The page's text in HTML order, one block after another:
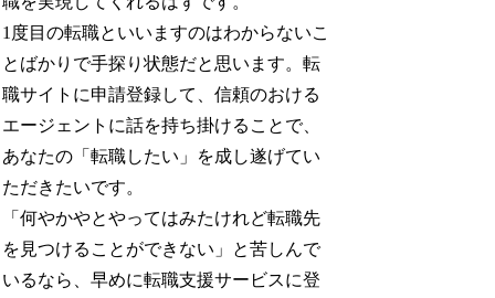
1度目の転職といいますのはわからないこ
とばかりで手探り状態だと思います。転
職サイトに申請登録して、信頼のおける
エージェントに話を持ち掛けることで、
あなたの「転職したい」を成し遂げてい
ただきたいです。
「何やかやとやってはみたけれど転職先
を見つけることができない」と苦しんで
いるなら、早めに転職支援サービスに登